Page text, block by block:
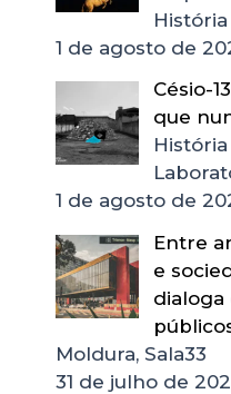
História
1 de agosto de
Césio-
que
1 de agosto de
Entre
e
Moldura, Sala33
31 de julho de